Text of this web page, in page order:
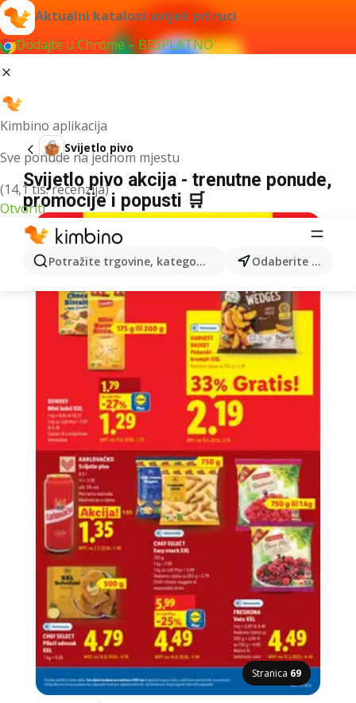
Aktualni katalozi uvijek pri ruci
Dodajte u Chrome – BESPLATNO
Kimbino aplikacija
Sve ponude na jednom mjestu
(14,1 tis. recenzija)
Otvoriti
Potražite trgovine, kategorije, proizvode... Odaberite grad
Svijetlo pivo
Svijetlo pivo akcija - trenutne ponude,
promocije i popusti 🛒
Stranica 69